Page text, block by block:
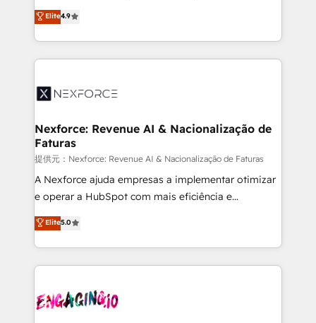
partner, we know how important user adoption is.
That's why we have developed a step-by-step
technology and people with each other. Together we
strive for optimal customer processes and
no tienen un problema de herramientas. Tienen un
problema de orden. Equipos desalineados, datos
dispersos y procesos que dependen de personas
clave — no de sistemas. Eso frena el crecimiento,
⚙️ Grows ordena los procesos comerciales, alinea
de forma que genera resultados reales desde las
primeras semanas — no meses. 🤝 No entregamos
proyectos y nos vamos. Nos quedamos como
socios estratégicos, ayudando a sostener y escalar
lo que construimos juntos. Porque crecer sin orden
Operamos en Colombia, Perú, México, Ecuador,
Chile, Panamá, Bolivia, Argentina y República
B2B. ✅ Crece con orden. Crece con Grows.
Elite4.9
Nexforce: Revenue AI & Nacionalização de
Faturas
提供元：Nexforce: Revenue AI & Nacionalização de Faturas
A Nexforce ajuda empresas a implementar otimizar
e operar a HubSpot com mais eficiência e
previsibilidade de receita. Combinamos Revenue
Operations (RevOps) e Inteligência Artificial para
estruturar processos integrar sistemas organizar
dados e automatizar operações. O objetivo é
operacional de receita conectando equipes
Elite5.0